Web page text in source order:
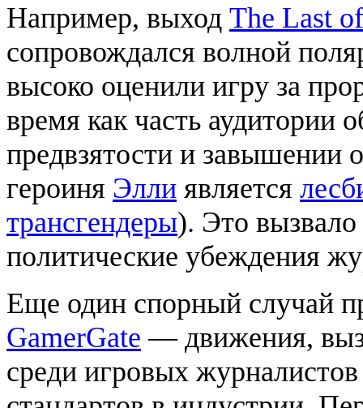
Например, выход The Last
сопровождался волной
высоко оценили игру за
время как часть
предвзятости и завышении
героиня Элли является
трансгендеры). Это вызвало
политические убеждения
Еще один спорный случай
GamerGate — движения,
среди игровых